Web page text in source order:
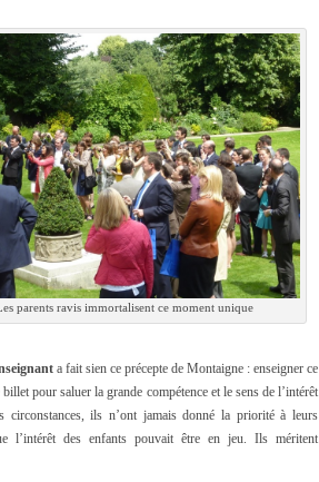
parents ravis immortalisent ce moment unique
a fait sien ce précepte de Montaigne : enseigner ce
pour saluer la grande compétence et le sens de l’intérêt
circonstances, ils n’ont jamais donné la priorité à leurs
l’intérêt des enfants pouvait être en jeu. Ils méritent